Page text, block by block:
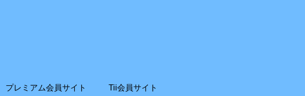
プレミアム会員サイト Tii会員サイト